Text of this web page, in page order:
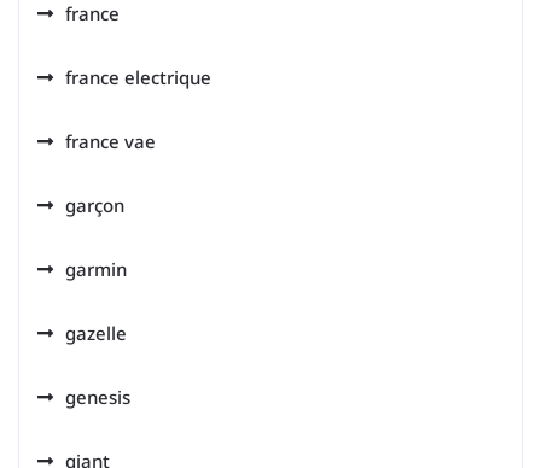
france
france electrique
france vae
garçon
garmin
gazelle
genesis
giant